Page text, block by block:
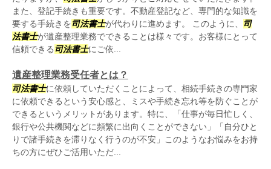
また、登記手続きも重要です。不動産登記など、専門的な知識を
要する手続きを司法書士が代わりに進めます。 このように、
司
法書士が遺産整理業務でできることは様々です。お客様にとって
信頼できる 司法書士にご依...
遺産整理業務受任者とは？
司法書士に依頼していただくことによって、相続手続きの専門家
に依頼できるという安心感と、ミスや手続き忘れ等を防ぐことが
できるというメリットがあります。特に、「仕事が毎日忙しく、
銀行や公共機関などに頻繁に出向くことができない」「自分ひと
りで諸手続きを滞りなく行うのが不安」このようなお悩みをお持
ちの方にぜひご活用いただ...